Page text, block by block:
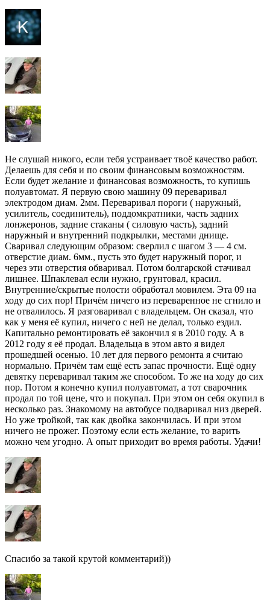
Не слушай никого, если тебя устраивает твоё качество работ.
Делаешь для себя и по своим финансовым возможностям.
Если будет желание и финансовая возможность, то купишь
полуавтомат. Я первую свою машину 09 переваривал
электродом диам. 2мм. Переваривал пороги ( наружный,
усилитель, соединитель), поддомкратники, часть задних
лонжеронов, задние стаканы ( силовую часть), задний
наружный и внутренний подкрылки, местами днище.
Сваривал следующим образом: сверлил с шагом 3 — 4 см.
отверстие диам. 6мм., пусть это будет наружный порог, и
через эти отверстия обваривал. Потом болгарской стачивал
лишнее. Шпаклевал если нужно, грунтовал, красил.
Внутренние/скрытые полости обработал мовилем. Эта 09 на
ходу до сих пор! Причём ничего из переваренное не сгнило и
не отвалилось. Я разговаривал с владельцем. Он сказал, что
как у меня её купил, ничего с ней не делал, только ездил.
Капитально ремонтировать её закончил я в 2010 году. А в
2012 году я её продал. Владельца в этом авто я видел
прошедшей осенью. 10 лет для первого ремонта я считаю
нормально. Причём там ещё есть запас прочности. Ещё одну
девятку переваривал таким же способом. То же на ходу до сих
пор. Потом я конечно купил полуавтомат, а тот сварочник
продал по той цене, что и покупал. При этом он себя окупил в
несколько раз. Знакомому на автобусе подваривал низ дверей.
Но уже тройкой, так как двойка закончилась. И при этом
ничего не прожег. Поэтому если есть желание, то варить
можно чем угодно. А опыт приходит во время работы. Удачи!
Спасибо за такой крутой комментарий))